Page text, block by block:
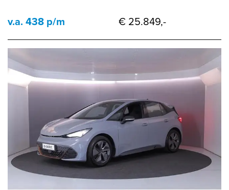
v.a. 438 p/m € 25.849,-